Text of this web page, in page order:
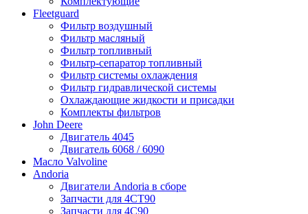
Fleetguard
Фильтр воздушный
Фильтр масляный
Фильтр топливный
Фильтр-сепаратор топливный
Фильтр системы охлаждения
Фильтр гидравлической системы
Охлаждающие жидкости и присадки
Комплекты фильтров
John Deere
Двигатель 4045
Двигатель 6068 / 6090
Масло Valvoline
Andoria
Двигатели Andoria в сборе
Запчасти для 4CT90
Запчасти для 4С90